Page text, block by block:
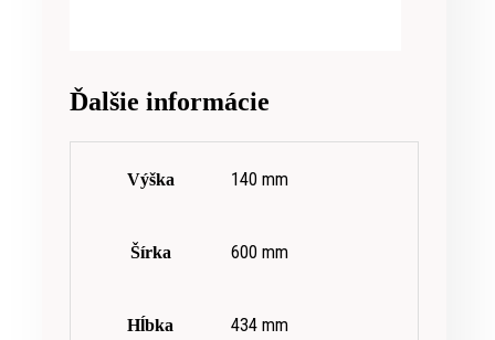
Ďalšie informácie
Výška 140 mm
Šírka 600 mm
Hĺbka 434 mm